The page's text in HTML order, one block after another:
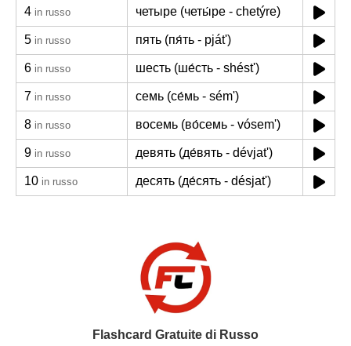
4 in russo четыре (четы́ре - chetýre)
5 in russo пять (пя́ть - pját')
6 in russo шесть (ше́сть - shést')
7 in russo семь (се́мь - sém')
8 in russo восемь (во́семь - vósem')
9 in russo девять (де́вять - dévjat')
10 in russo десять (де́сять - désjat')
Flashcard Gratuite di Russo